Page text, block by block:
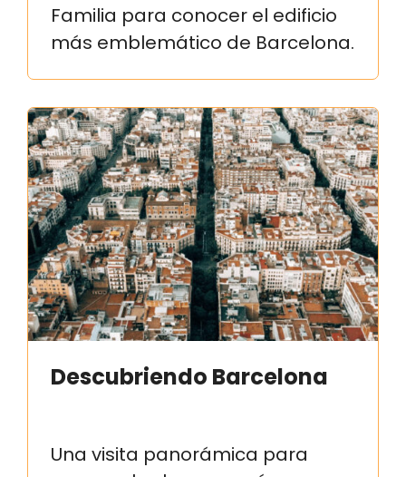
Familia para conocer el edificio
más emblemático de Barcelona.
Descubriendo Barcelona
Una visita panorámica para